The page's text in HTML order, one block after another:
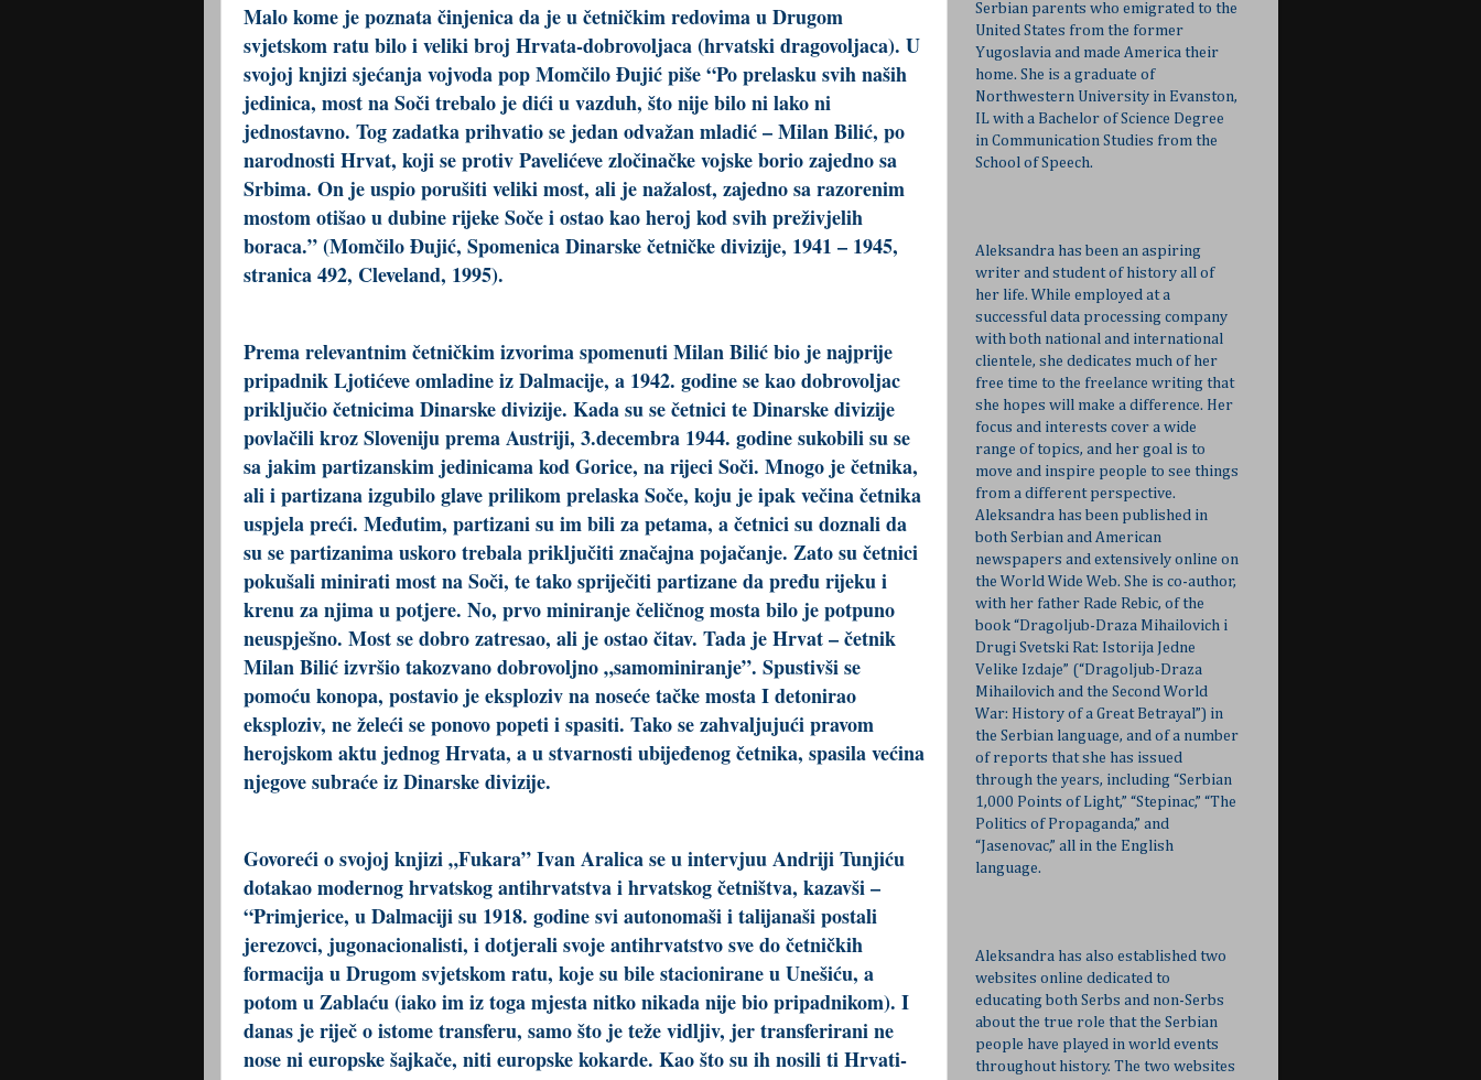
Malo kome je poznata činjenica da je u četničkim redovima u Drugom
svjetskom ratu bilo i veliki broj Hrvata-dobrovoljaca (hrvatski dragovoljaca). U
svojoj knjizi sjećanja vojvoda pop Momčilo Đujić piše “Po prelasku svih naših
jedinica, most na Soči trebalo je dići u vazduh, što nije bilo ni lako ni
jednostavno. Tog zadatka prihvatio se jedan odvažan mladić – Milan Bilić, po
narodnosti Hrvat, koji se protiv Pavelićeve zločinačke vojske borio zajedno sa
Srbima. On je uspio porušiti veliki most, ali je nažalost, zajedno sa razorenim
mostom otišao u dubine rijeke Soče i ostao kao heroj kod svih preživjelih
boraca.” (Momčilo Đujić, Spomenica Dinarske četničke divizije, 1941 – 1945,
stranica 492, Cleveland, 1995).
Prema relevantnim četničkim izvorima spomenuti Milan Bilić bio je najprije
pripadnik Ljotićeve omladine iz Dalmacije, a 1942. godine se kao dobrovoljac
priključio četnicima Dinarske divizije. Kada su se četnici te Dinarske divizije
povlačili kroz Sloveniju prema Austriji, 3.decembra 1944. godine sukobili su se
sa jakim partizanskim jedinicama kod Gorice, na rijeci Soči. Mnogo je četnika,
ali i partizana izgubilo glave prilikom prelaska Soče, koju je ipak večina četnika
uspjela preći. Međutim, partizani su im bili za petama, a četnici su doznali da
su se partizanima uskoro trebala priključiti značajna pojačanje. Zato su četnici
pokušali minirati most na Soči, te tako spriječiti partizane da pređu rijeku i
krenu za njima u potjere. No, prvo miniranje čeličnog mosta bilo je potpuno
neuspješno. Most se dobro zatresao, ali je ostao čitav. Tada je Hrvat – četnik
Milan Bilić izvršio takozvano dobrovoljno „samominiranje”. Spustivši se
pomoću konopa, postavio je eksploziv na noseće tačke mosta I detonirao
eksploziv, ne želeći se ponovo popeti i spasiti. Tako se zahvaljujući pravom
herojskom aktu jednog Hrvata, a u stvarnosti ubijeđenog četnika, spasila većina
njegove subraće iz Dinarske divizije.
Govoreći o svojoj knjizi „Fukara” Ivan Aralica se u intervjuu Andriji Tunjiću
dotakao modernog hrvatskog antihrvatstva i hrvatskog četništva, kazavši –
“Primjerice, u Dalmaciji su 1918. godine svi autonomaši i talijanaši postali
jerezovci, jugonacionalisti, i dotjerali svoje antihrvatstvo sve do četničkih
formacija u Drugom svjetskom ratu, koje su bile stacionirane u Unešiću, a
potom u Zablaću (iako im iz toga mjesta nitko nikada nije bio pripadnikom). I
danas je riječ o istome transferu, samo što je teže vidljiv, jer transferirani ne
nose ni europske šajkače, niti europske kokarde. Kao što su ih nosili ti Hrvati-
Serbian parents who emigrated to the
United States from the former
Yugoslavia and made America their
home. She is a graduate of
Northwestern University in Evanston,
IL with a Bachelor of Science Degree
in Communication Studies from the
School of Speech.
Aleksandra has been an aspiring
writer and student of history all of
her life. While employed at a
successful data processing company
with both national and international
clientele, she dedicates much of her
free time to the freelance writing that
she hopes will make a difference. Her
focus and interests cover a wide
range of topics, and her goal is to
move and inspire people to see things
from a different perspective.
Aleksandra has been published in
both Serbian and American
newspapers and extensively online on
the World Wide Web. She is co-author,
with her father Rade Rebic, of the
book “Dragoljub-Draza Mihailovich i
Drugi Svetski Rat: Istorija Jedne
Velike Izdaje” (“Dragoljub-Draza
Mihailovich and the Second World
War: History of a Great Betrayal”) in
the Serbian language, and of a number
of reports that she has issued
through the years, including “Serbian
1,000 Points of Light,” “Stepinac,” “The
Politics of Propaganda,” and
“Jasenovac,” all in the English
language.
Aleksandra has also established two
websites online dedicated to
educating both Serbs and non-Serbs
about the true role that the Serbian
people have played in world events
throughout history. The two websites